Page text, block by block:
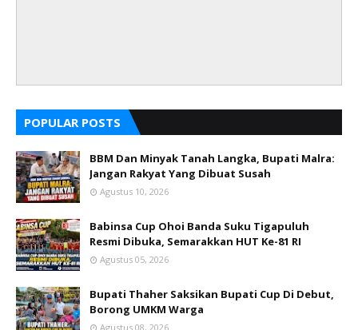
POPULAR POSTS
BBM Dan Minyak Tanah Langka, Bupati Malra:
Jangan Rakyat Yang Dibuat Susah
Agustus 10, 2026
Babinsa Cup Ohoi Banda Suku Tigapuluh
Resmi Dibuka, Semarakkan HUT Ke-81 RI
Agustus 05, 2026
Bupati Thaher Saksikan Bupati Cup Di Debut,
Borong UMKM Warga
Agustus 08, 2026